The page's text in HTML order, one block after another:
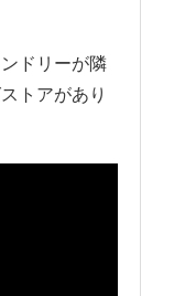
ドリーが隣
トアがあり